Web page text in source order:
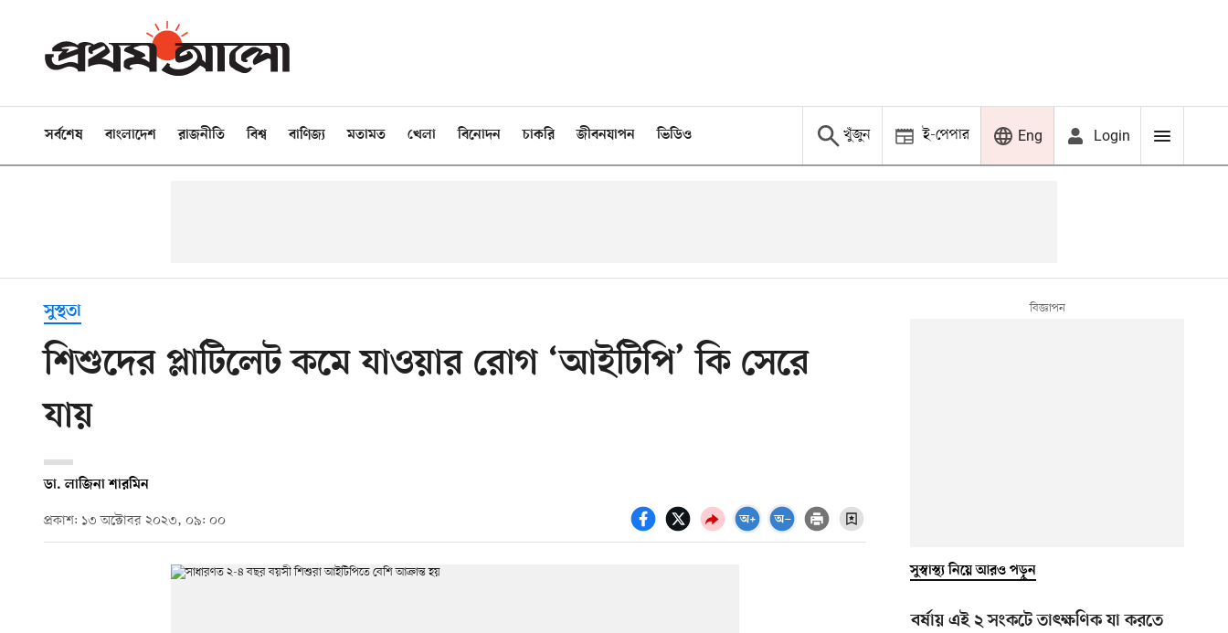
সর্বশেষ বাংলাদেশ রাজনীতি বিশ্ব বাণিজ্য মতামত খেলা বিনোদন চাকরি জীবনযাপন ভিডিও খুঁজুন ই-পেপার Eng Login
সুস্থতা
শিশুদের প্লাটিলেট কমে যাওয়ার রোগ ‘আইটিপি’ কি সেরে
যায়
ডা. লাজিনা শারমিন
প্রকাশ: ১৩ অক্টোবর ২০২৩, ০৯: ০০
সুস্বাস্থ্য নিয়ে আরও পড়ুন
বর্ষায় এই ২ সংকটে তাৎক্ষণিক যা করতে